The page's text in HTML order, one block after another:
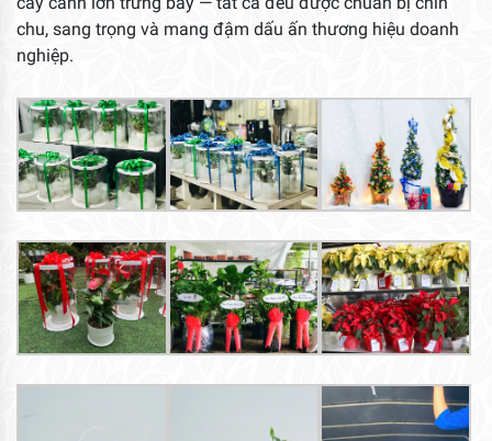
chu, sang trọng và mang đậm dấu ấn thương hiệu doanh
nghiệp.